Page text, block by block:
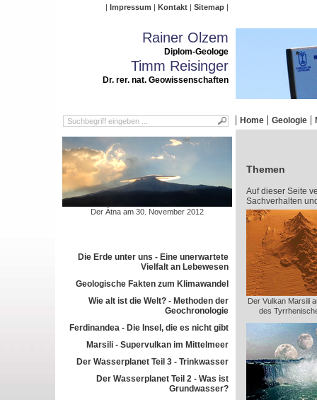
Impressum Kontakt Sitemap
Rainer Olzem
Diplom-Geologe
Timm Reisinger
Dr. rer. nat. Geowissenschaften
Home Geologie
Der Ätna am 30. November 2012
Die Erde unter uns - Eine unerwartete
Vielfalt an Lebewesen
Geologische Fakten zum Klimawandel
Wie alt ist die Welt? - Methoden der
Geochronologie
Ferdinandea - Die Insel, die es nicht gibt
Marsili - Supervulkan im Mittelmeer
Der Wasserplanet Teil 3 - Trinkwasser
Der Wasserplanet Teil 2 - Was ist
Grundwasser?
Themen
Auf dieser Seite
Sachverhalten
Der Vulkan Marsili
des